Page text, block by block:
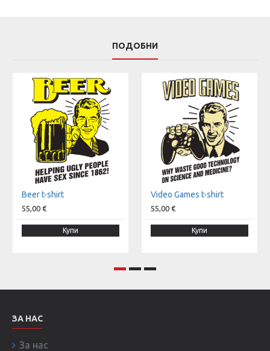
ПОДОБНИ
Beer t-shirt
55,00 €
Купи
Video Games t-shirt
55,00 €
Купи
ЗА НАС
За нас